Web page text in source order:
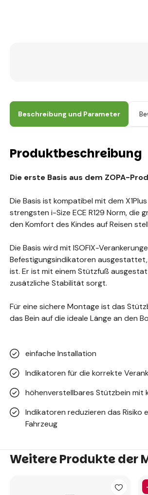
Beschreibung und Parameter
Produktbeschreibung
Die erste Basis aus dem ZOPA-
Die Basis ist kompatibel mit dem
strengsten i-Size ECE R129 Norm,
den Komfort des Kindes auf Reisen
Die Basis wird mit ISOFIX-
Befestigungsindikatoren
ist. Er ist mit einem Stützfuß
zusätzliche Stabilität sorgt.
Für eine sichere Montage ist das
das Bein auf die ideale Länge an den
einfache Installation
Indikatoren für die korrekte
höhenverstellbares Stützbein mit
Indikatoren reduzieren das Risiko
Fahrzeug
Weitere Produkte der